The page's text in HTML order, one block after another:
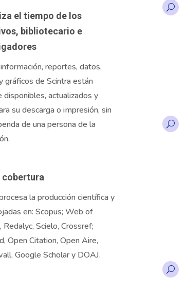
el tiempo de los
bibliotecario e
reportes, datos,
gráficos deScintra están
disponibles, actualizados y
su descarga o impresión, sin
de una persona de la
cobertura
la producción científica y
en:Scopus; Webof
, Redalyc, Scielo,Crossref;
OpenCitation, Open Aire,
, GoogleScholary DOAJ.
U
U
U